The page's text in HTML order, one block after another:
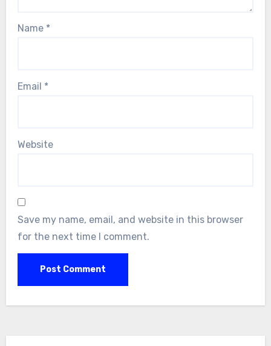
Name *
Email *
Website
Save my name, email, and website in this browser
for the next time I comment.